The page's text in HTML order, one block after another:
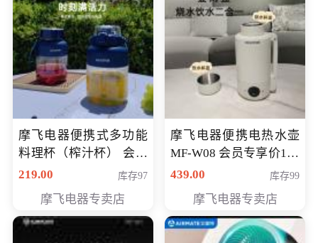
摩飞电器便携式多功能
料理杯（榨汁杯） 会员
专享价118元
219.00 库存97
摩飞电器专卖店
摩飞电器便携电热水壶
MF-W08 会员专享价198
元
439.00 库存99
摩飞电器专卖店